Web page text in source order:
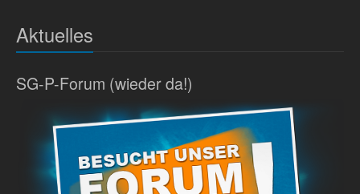
Aktuelles
SG-P-Forum (wieder da!)